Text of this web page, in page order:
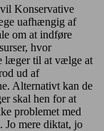
Konservative
uafhængig af
om at indføre
hvor
læger til at vælge at
ud af
Alternativt kan de
skal hen for at
problemet med
Jo mere diktat, jo